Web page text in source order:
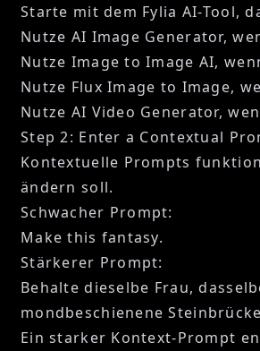
Starte mit dem Fylia AI-Tool,
Nutze AI Image Generator,
Nutze Image to Image AI,
Nutze Flux Image to Image,
Nutze AI Video Generator,
Step 2: Enter a Contextual
Kontextuelle Prompts
ändern soll.
Schwacher Prompt:
Make this fantasy.
Stärkerer Prompt:
Behalte dieselbe Frau,
mondbeschienene
Ein starker Kontext-Prompt